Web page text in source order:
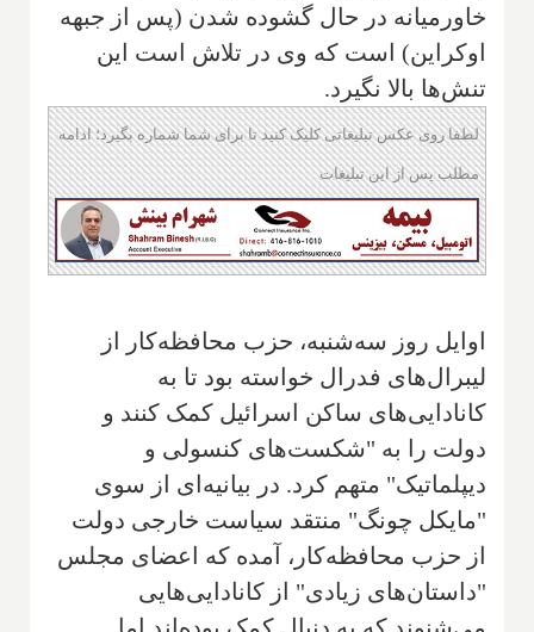
خاورمیانه در حال گشوده شدن (پس از جبهه
اوکراین) است که وی در تلاش است این
تنش‌ها بالا نگیرد.
لطفا روی عکس تبلیغاتی کلیک کنید تا برای شما شماره بگیرد؛ ادامه
مطلب پس از این تبلیغات
اوایل روز سه‌شنبه، حزب محافظه‌کار از
لیبرال‌های فدرال خواسته بود تا به
کانادایی‌های ساکن اسرائیل کمک کنند و
دولت را به "شکست‌های کنسولی و
دیپلماتیک" متهم کرد. در بیانیه‌ای از سوی
"مایکل چونگ" منتقد سیاست خارجی دولت
از حزب محافظه‌کار، آمده که اعضای مجلس
"داستان‌های زیادی" از کانادایی‌هایی